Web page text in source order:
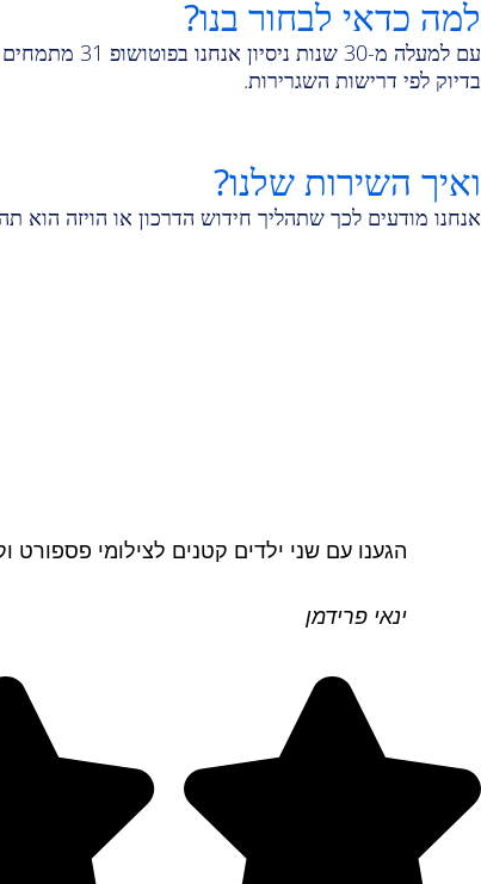
למה כדאי לבחור בנו?
עם למעלה
בדיוק לפי דרישות השגרירות.
ואיך השירות שלנו?
אנחנו מודעים לכך שתהליך חידוש הדרכון או הויזה הוא
הגענו עם שני ילדים קטנים לצילומי פספורט
ינאי פרידמן